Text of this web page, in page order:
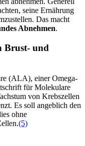
seine Ernährung
Das macht
Abnehmen.
Brust- und
(ALA), einer Omega-
für Molekulare
von Krebszellen
Es soll angeblich den
ohne
(5)